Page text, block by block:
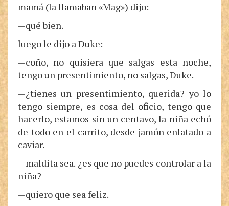
mamá (la llamaban «Mag») dijo:
—qué bien.
luego le dijo a Duke:
—coño, no quisiera que salgas esta noche,
tengo un presentimiento, no salgas, Duke.
—¿tienes un presentimiento, querida? yo lo
tengo siempre, es cosa del oficio, tengo que
hacerlo, estamos sin un centavo, la niña echó
de todo en el carrito, desde jamón enlatado a
caviar.
—maldita sea. ¿es que no puedes controlar a la
niña?
—quiero que sea feliz.